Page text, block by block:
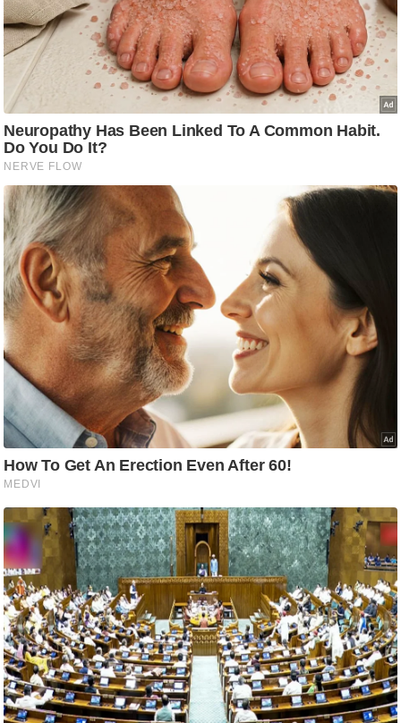
आ
ई
.
चा
य
प
र
मी
क्षा
ध
र्म
ज्यो
ष
प्र
भु
म
हि
मा
ध
र्म
स्थ
ल
व्र
त
त्यो
हा
र